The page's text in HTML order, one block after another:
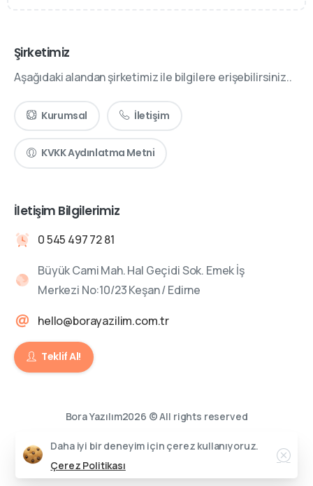
Şirketimiz
Aşağıdaki alandan şirketimiz ile bilgilere erişebilirsiniz..
Kurumsal İletişim
KVKK Aydınlatma Metni
İletişim Bilgilerimiz
0 545 497 72 81
Büyük Cami Mah. Hal Geçidi Sok. Emek İş
Merkezi No:10/23 Keşan / Edirne
hello@borayazilim.com.tr
Teklif Al!
Bora Yazılım2026 © All rights reserved
Daha iyi bir deneyim için çerez kullanıyoruz.
Çerez Politikası